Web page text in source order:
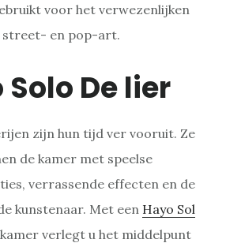
voor het verwezenlijken
street- en pop-art.
Solo De lier
zijn hun tijd ver vooruit. Ze
de kamer met speelse
verrassende effecten en de
kunstenaar. Met een Hayo Sol
verlegt u het middelpunt